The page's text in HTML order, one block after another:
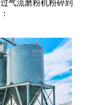
气流磨粉机粉碎到